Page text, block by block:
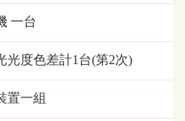
一台
光度色差計1台(第2次)
置一組